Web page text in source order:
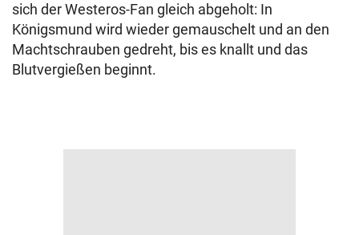
sich der Westeros-Fan gleich abgeholt: In
Königsmund wird wieder gemauschelt und an den
Machtschrauben gedreht, bis es knallt und das
Blutvergießen beginnt.